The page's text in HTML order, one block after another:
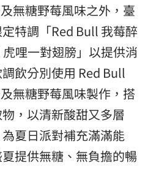
無糖野莓風味之外，臺
特調「Red Bull 我莓醉
哩一對翅膀」以提供消
飲分別使用 Red Bull
無糖野莓風味製作，搭
，以清新酸甜又多層
夏日派對補充滿滿能
提供無糖、無負擔的暢